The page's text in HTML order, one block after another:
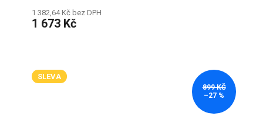
1 382,64 Kč bez DPH
1 673 Kč
SLEVA
899 KČ
–27 %